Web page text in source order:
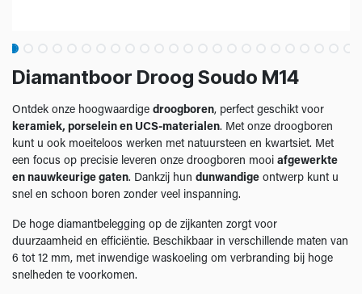
Diamantboor Droog Soudo M14
Ontdek onze hoogwaardige droogboren, perfect geschikt voor
keramiek, porselein en UCS-materialen. Met onze droogboren
kunt u ook moeiteloos werken met natuursteen en kwartsiet. Met
een focus op precisie leveren onze droogboren mooi afgewerkte
en nauwkeurige gaten. Dankzij hun dunwandige ontwerp kunt u
snel en schoon boren zonder veel inspanning.
De hoge diamantbelegging op de zijkanten zorgt voor
duurzaamheid en efficiëntie. Beschikbaar in verschillende maten van
6 tot 12 mm, met inwendige waskoeling om verbranding bij hoge
snelheden te voorkomen.